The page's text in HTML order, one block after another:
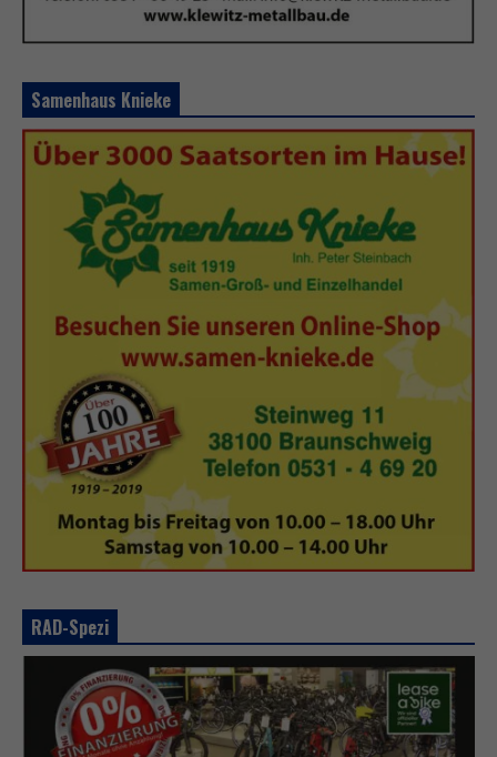
Samenhaus Knieke
RAD-Spezi